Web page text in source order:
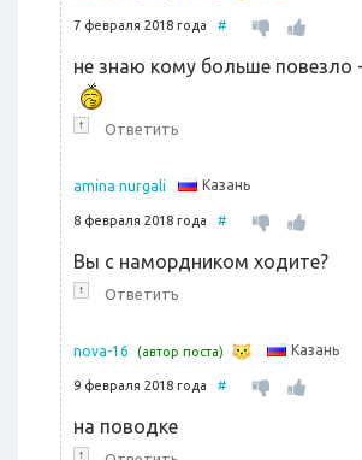
7 февраля 2018 года #
не знаю кому больше повезло
↑ Ответить
amina nurgali Казань
8 февраля 2018 года #
Вы с намордником ходите?
↑ Ответить
nova-16 (автор поста) Казань
9 февраля 2018 года #
на поводке
↑